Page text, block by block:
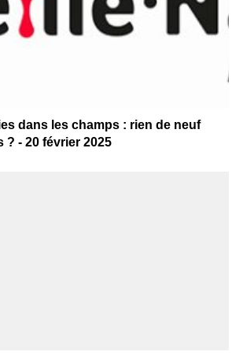
dans les champs : rien de neuf
- 20 février 2025